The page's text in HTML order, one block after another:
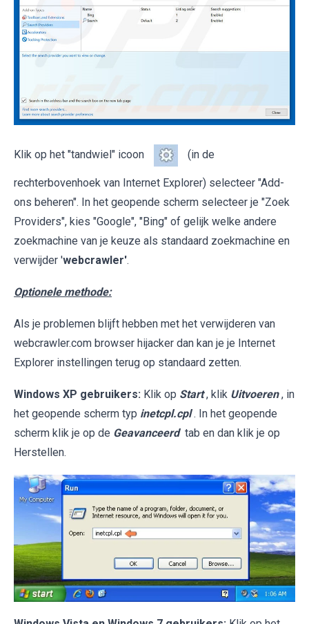
Klik op het "tandwiel" icoon (in de
rechterbovenhoek van Internet Explorer) selecteer "Add-
ons beheren". In het geopende scherm selecteer je "Zoek
Providers", kies "Google", "Bing" of gelijk welke andere
zoekmachine van je keuze als standaard zoekmachine en
verwijder 'webcrawler'.
Optionele methode:
Als je problemen blijft hebben met het verwijderen van
webcrawler.com browser hijacker dan kan je je Internet
Explorer instellingen terug op standaard zetten.
Windows XP gebruikers: Klik op Start , klik Uitvoeren , in
het geopende scherm typ inetcpl.cpl . In het geopende
scherm klik je op de Geavanceerd tab en dan klik je op
Herstellen.